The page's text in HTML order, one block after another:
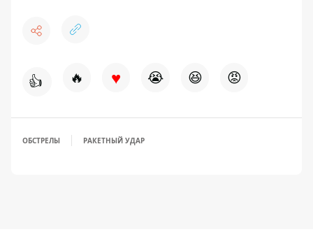
👍 🔥 ♥ 😭 😆 😡
ОБСТРЕЛЫ РАКЕТНЫЙ УДАР